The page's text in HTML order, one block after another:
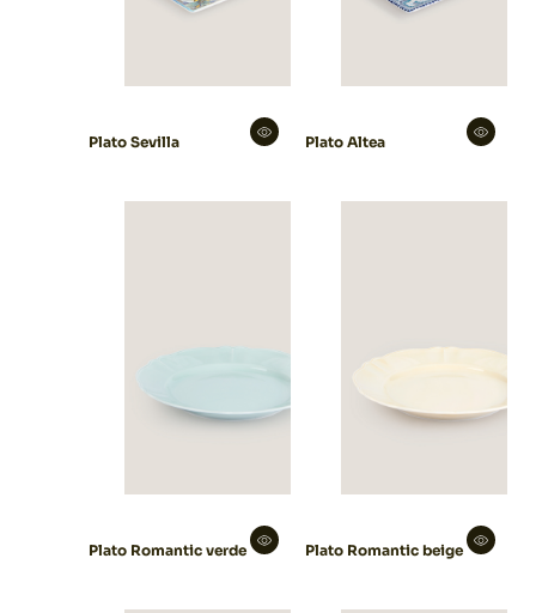
Plato Sevilla Plato Altea
Plato Romantic verde Plato Romantic beige